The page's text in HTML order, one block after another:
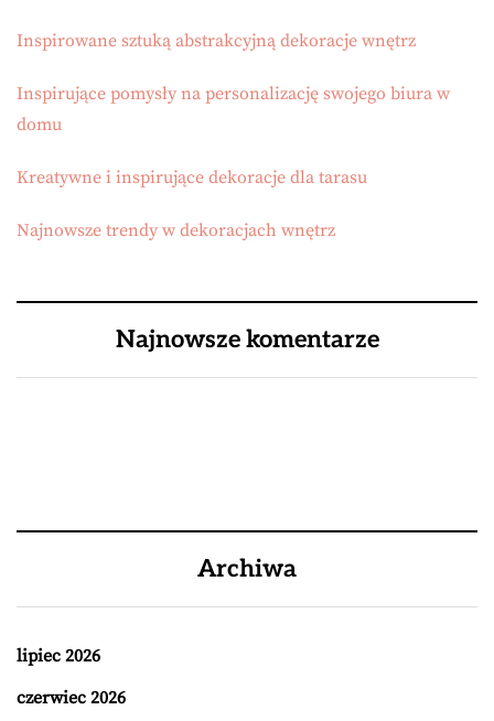
Inspirowane sztuką abstrakcyjną dekoracje wnętrz
Inspirujące pomysły na personalizację swojego biura w
domu
Kreatywne i inspirujące dekoracje dla tarasu
Najnowsze trendy w dekoracjach wnętrz
Najnowsze komentarze
Archiwa
lipiec 2026
czerwiec 2026